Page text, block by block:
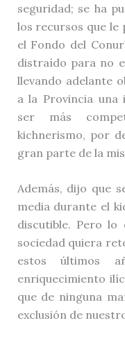
seguridad; se ha
los recursos que le
el Fondo del
distraído para no
llevando adelante
a la Provincia
ser más
kichnerismo, por
gran parte de la
Además, dijo que
media durante el
discutible. Pero lo
sociedad quiera
estos últimos
enriquecimiento
que de ninguna
exclusión de